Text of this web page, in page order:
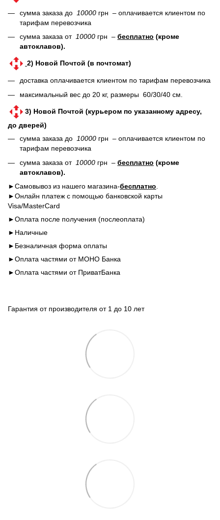
сумма заказа до 10000 грн – оплачивается клиентом по
тарифам перевозчика
сумма заказа от 10000 грн – бесплатно (кроме
автоклавов).
2) Новой Почтой (в почтомат)
доставка оплачивается клиентом по тарифам перевозчика
максимальный вес до 20 кг, размеры 60/30/40 см.
3) Новой Почтой (курьером по указанному адресу,
до дверей)
сумма заказа до 10000 грн – оплачивается клиентом по
тарифам перевозчика
сумма заказа от 10000 грн – бесплатно (кроме
автоклавов).
►Самовывоз из нашего магазина-бесплатно
►Онлайн платеж с помощью банковской карты
Visa/MasterCard
►Оплата после получения (послеоплата)
►Наличные
►Безналичная форма оплаты
►Оплата частями от МОНО Банка
►Оплата частями от ПриватБанка
Гарантия от производителя от 1 до 10 лет